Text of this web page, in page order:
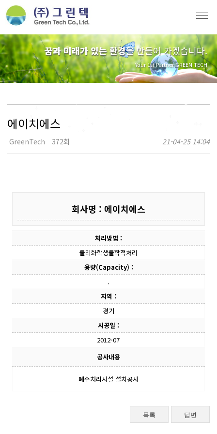
꿈과 미래가 있는 환경을 만들어 가겠습니다.
Your 1st Partner GREEN TECH
에이치에스
GreenTech 372회 21-04-25 14:04
회사명 : 에이치에스
처리방법 :
물리화학생물학적처리
용량(Capacity) :
.
지역 :
경기
시공일 :
2012-07
공사내용
폐수처리시설 설치공사
목록 답변